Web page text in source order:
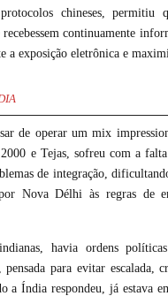
chineses, permitiu
continuamente
a exposição eletrônica e
de operar um mix
e Tejas, sofreu com a
de integração,
Nova Délhi às regras de
havia ordens
pensada para evitar
a Índia respondeu, já estava